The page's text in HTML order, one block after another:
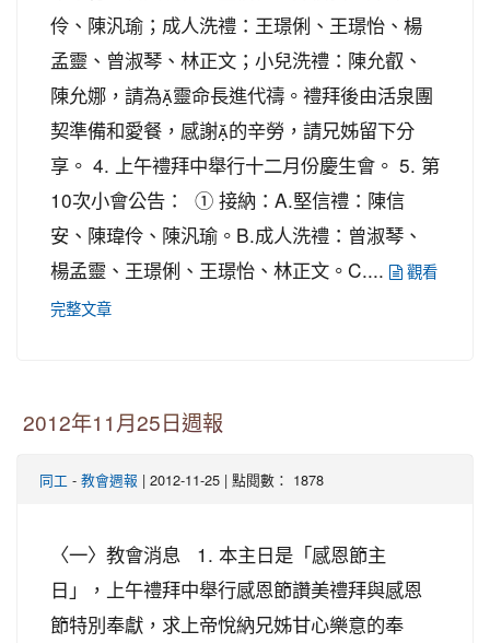
伶、陳汎瑜；成人洗禮：王璟俐、王璟怡、楊
孟靈、曾淑琴、林正文；小兒洗禮：陳允叡、
陳允娜，請為靈命長進代禱。禮拜後由活泉團
契準備和愛餐，感謝的辛勞，請兄姊留下分
享。 4. 上午禮拜中舉行十二月份慶生會。 5. 第
10次小會公告： ① 接納：A.堅信禮：陳信
安、陳瑋伶、陳汎瑜。B.成人洗禮：曾淑琴、
楊孟靈、王璟俐、王璟怡、林正文。C....
觀看
完整文章
2012年11月25日週報
同工 - 教會週報 | 2012-11-25 | 點閱數： 1878
〈一〉教會消息 1. 本主日是「感恩節主
日」，上午禮拜中舉行感恩節讚美禮拜與感恩
節特別奉獻，求上帝悅納兄姊甘心樂意的奉